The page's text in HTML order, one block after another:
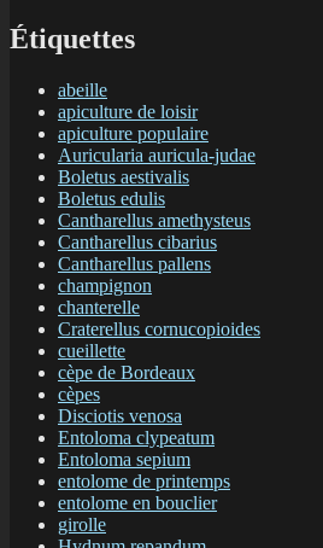
Étiquettes
abeille
apiculture de loisir
apiculture populaire
Auricularia auricula-judae
Boletus aestivalis
Boletus edulis
Cantharellus amethysteus
Cantharellus cibarius
Cantharellus pallens
champignon
chanterelle
Craterellus cornucopioides
cueillette
cèpe de Bordeaux
cèpes
Disciotis venosa
Entoloma clypeatum
Entoloma sepium
entolome de printemps
entolome en bouclier
girolle